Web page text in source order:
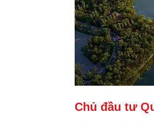
Chủ đầu tư